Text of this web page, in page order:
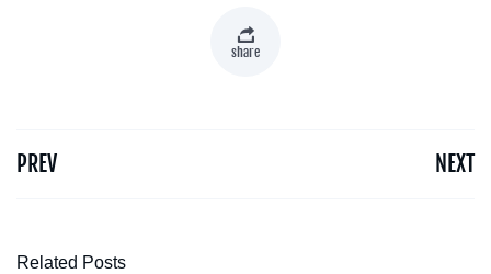
share
PREV NEXT
Related Posts